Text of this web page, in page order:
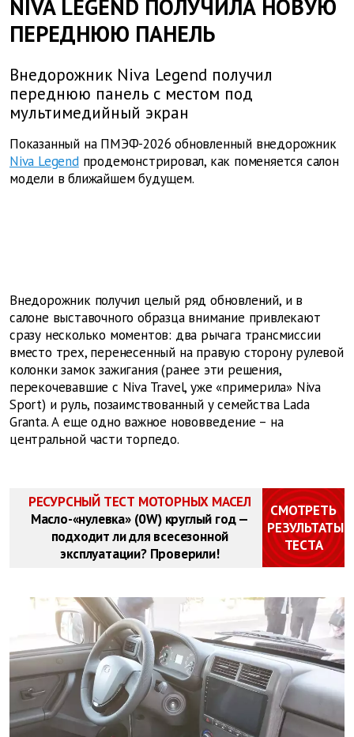
NIVA LEGEND ПОЛУЧИЛА НОВУЮ
ПЕРЕДНЮЮ ПАНЕЛЬ
Внедорожник Niva Legend получил
переднюю панель с местом под
мультимедийный экран
Показанный на ПМЭФ-2026 обновленный внедорожник
Niva Legendпродемонстрировал, как поменяется салон
модели в ближайшем будущем.
Внедорожник получил целый ряд обновлений, и в
салоне выставочного образца внимание привлекают
сразу несколько моментов: два рычага трансмиссии
вместо трех, перенесенный на правую сторону рулевой
колонки замок зажигания (ранее эти решения,
перекочевавшие с Niva Travel, уже «примерила» Niva
Sport) и руль, позаимствованный у семейства Lada
Granta. А еще одно важное нововведение – на
центральной части торпедо.
РЕСУРСНЫЙ ТЕСТ МОТОРНЫХ МАСЕЛ
Масло-«нулевка» (0W) круглый год —
подходит ли для всесезонной
эксплуатации? Проверили!
СМОТРЕТЬ
РЕЗУЛЬТАТЫ
ТЕСТА